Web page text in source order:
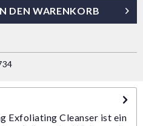
DEN WARENKORB
Exfoliating Cleanser ist ein